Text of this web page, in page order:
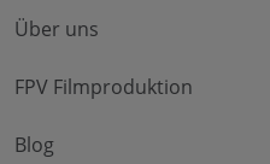
Über uns
FPV Filmproduktion
Blog